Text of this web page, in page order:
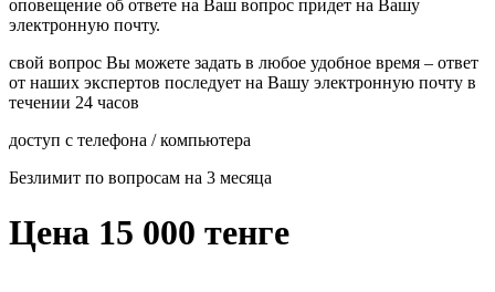
оповещение об ответе на Ваш вопрос придет на Вашу
электронную почту.
свой вопрос Вы можете задать в любое удобное время – ответ
от наших экспертов последует на Вашу электронную почту в
течении 24 часов
доступ с телефона / компьютера
Безлимит по вопросам на 3 месяца
Цена 15 000 тенге